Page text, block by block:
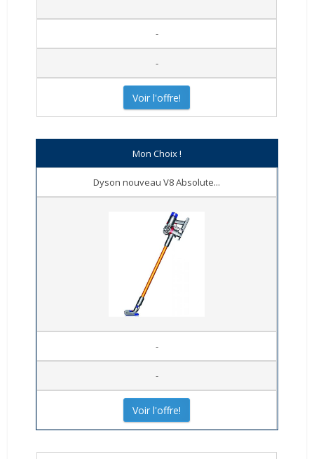
-
-
Voir l'offre!
Mon Choix !
Dyson nouveau V8 Absolute...
-
-
Voir l'offre!